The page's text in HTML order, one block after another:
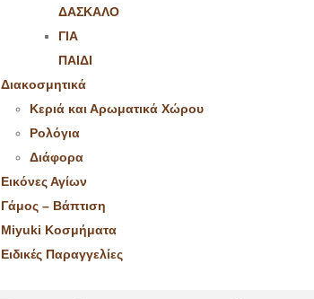
ΔΑΣΚΑΛΟ
ΓΙΑ
ΠΑΙΔΙ
Διακοσμητικά
Κεριά και Αρωματικά Χώρου
Ρολόγια
Διάφορα
Εικόνες Αγίων
Γάμος – Βάπτιση
Miyuki Κοσμήματα
Ειδικές Παραγγελίες